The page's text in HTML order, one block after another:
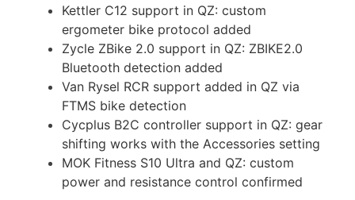
Kettler C12 support in QZ: custom
ergometer bike protocol added
Zycle ZBike 2.0 support in QZ: ZBIKE2.0
Bluetooth detection added
Van Rysel RCR support added in QZ via
FTMS bike detection
Cycplus B2C controller support in QZ: gear
shifting works with the Accessories setting
MOK Fitness S10 Ultra and QZ: custom
power and resistance control confirmed